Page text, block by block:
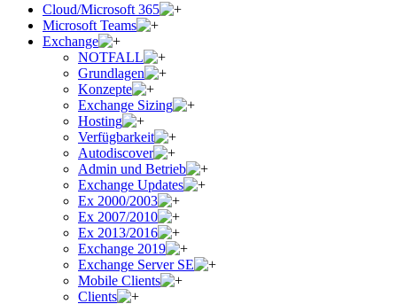
Cloud/Microsoft 365
Microsoft Teams
Exchange
NOTFALL
Grundlagen
Konzepte
Exchange Sizing
Hosting
Verfügbarkeit
Autodiscover
Admin und Betrieb
Exchange Updates
Ex 2000/2003
Ex 2007/2010
Ex 2013/2016
Exchange 2019
Exchange Server SE
Mobile Clients
Clients